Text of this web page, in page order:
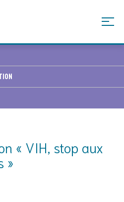
« VIH, stop aux
»